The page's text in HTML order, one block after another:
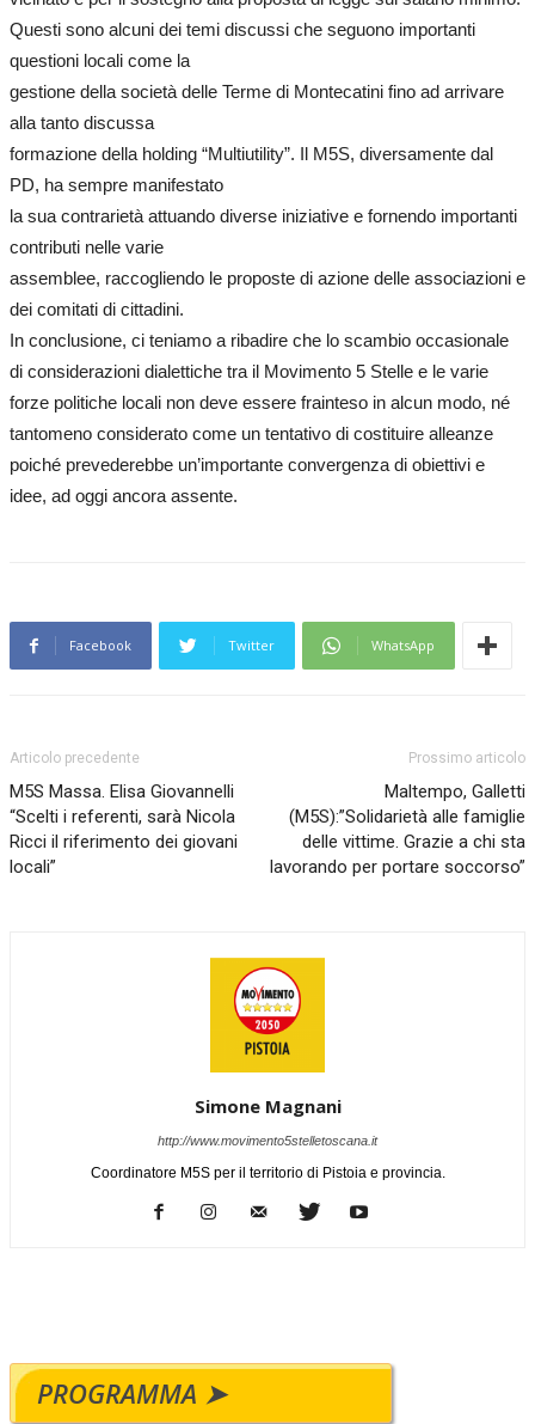
Questi sono alcuni dei temi discussi che seguono importanti
questioni locali come la
gestione della società delle Terme di Montecatini fino ad arrivare
alla tanto discussa
formazione della holding “Multiutility”. Il M5S, diversamente dal
PD, ha sempre manifestato
la sua contrarietà attuando diverse iniziative e fornendo importanti
contributi nelle varie
assemblee, raccogliendo le proposte di azione delle associazioni e
dei comitati di cittadini.
In conclusione, ci teniamo a ribadire che lo scambio occasionale
di considerazioni dialettiche tra il Movimento 5 Stelle e le varie
forze politiche locali non deve essere frainteso in alcun modo, né
tantomeno considerato come un tentativo di costituire alleanze
poiché prevederebbe un’importante convergenza di obiettivi e
idee, ad oggi ancora assente.
Facebook Twitter WhatsApp
Articolo precedente
M5S Massa. Elisa Giovannelli
“Scelti i referenti, sarà Nicola
Ricci il riferimento dei giovani
locali”
Prossimo articolo
Maltempo, Galletti
(M5S):”Solidarietà alle famiglie
delle vittime. Grazie a chi sta
lavorando per portare soccorso”
Simone Magnani
http://www.movimento5stelletoscana.it
Coordinatore M5S per il territorio di Pistoia e provincia.
PROGRAMMA ➤